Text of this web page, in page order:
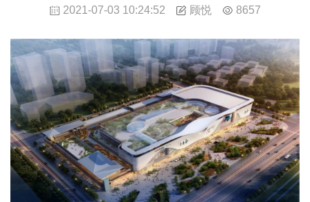
2021-07-03 10:24:52 顾悦 8657